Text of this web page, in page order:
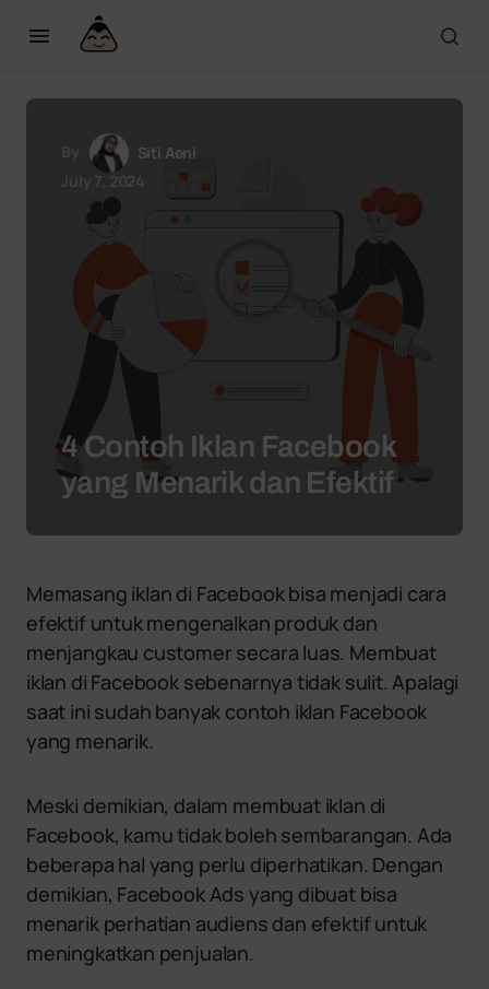
Siti Aeni
4 Contoh Iklan Facebook
yang Menarik dan Efektif
Memasang iklan di Facebook bisa menjadi cara
efektif untuk mengenalkan produk dan
menjangkau customer secara luas. Membuat
iklan di Facebook sebenarnya tidak sulit. Apalagi
saat ini sudah banyak contoh iklan Facebook
yang menarik.
Meski demikian, dalam membuat iklan di
Facebook, kamu tidak boleh sembarangan. Ada
beberapa hal yang perlu diperhatikan. Dengan
demikian, Facebook Ads yang dibuat bisa
menarik perhatian audiens dan efektif untuk
meningkatkan penjualan.